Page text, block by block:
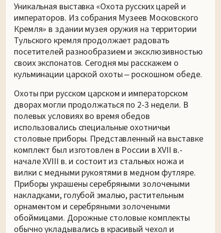
Уникальная выставка «Охота русских царей и
императоров. Из собрания Музеев Московского
Кремля» в здании музея оружия на территории
Тульского кремля продолжает радовать
посетителей разнообразием и эксклюзивностью
своих экспонатов. Сегодня мы расскажем о
кульминации царской охоты ‒ роскошном обеде.
Охоты при русском царском и императорском
дворах могли продолжаться по 2-3 недели. В
полевых условиях во время обедов
использовались специальные охотничьи
столовые приборы. Представленный на выставке
комплект был изготовлен в России в XVII в.-
начале XVIII в. и состоит из стальных ножа и
вилки с медными рукоятями в медном футляре.
Приборы украшены серебряными золочеными
накладками, голубой эмалью, растительным
орнаментом и серебряными золочеными
обоймицами. Дорожные столовые комплекты
обычно укладывались в красивый чехол и